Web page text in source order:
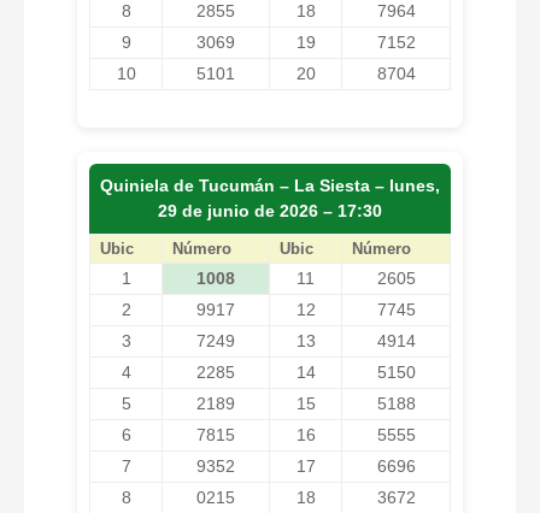
8
2855 18
7964
9
3069 19
7152
10
5101 20 8704
Quiniela de Tucumán – La Siesta – lunes,
29 de junio de 2026 – 17:30
Ubic Número Ubic Número
1 1008 11
2605
2
9917 12
7745
3
7249 13
4914
4
2285 14
5150
5
2189 15
5188
6
7815 16
5555
7
9352 17
6696
8
0215 18 3672